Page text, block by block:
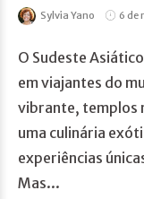
Sylvia Yano 6 de
O Sudeste
em viajantes do
vibrante, templos
uma culinária
experiências
Mas...